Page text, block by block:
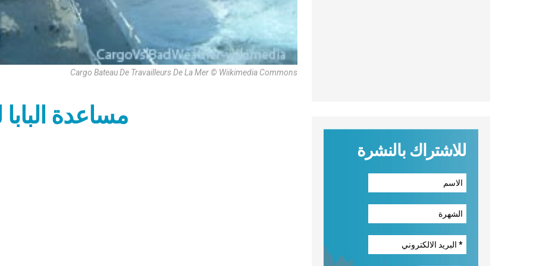
Cargo Bateau De Travailleurs De La Mer © Wiikimedia Commons
مساعدة
للاشتراك بالنشرة